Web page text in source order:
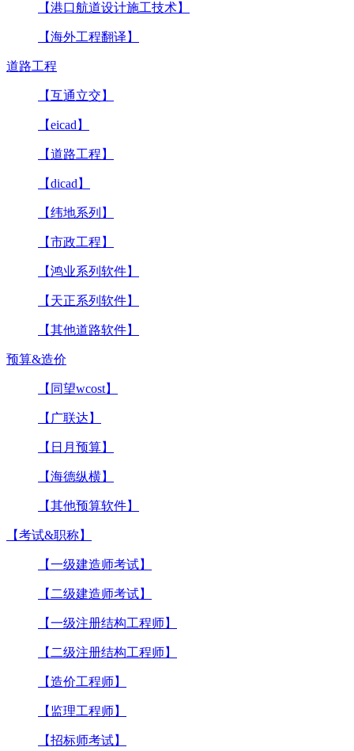
【港口航道设计施工技术】
【海外工程翻译】
道路工程
【互通立交】
【eicad】
【道路工程】
【dicad】
【纬地系列】
【市政工程】
【鸿业系列软件】
【天正系列软件】
【其他道路软件】
预算&造价
【同望wcost】
【广联达】
【日月预算】
【海德纵横】
【其他预算软件】
【考试&职称】
【一级建造师考试】
【二级建造师考试】
【一级注册结构工程师】
【二级注册结构工程师】
【造价工程师】
【监理工程师】
【招标师考试】